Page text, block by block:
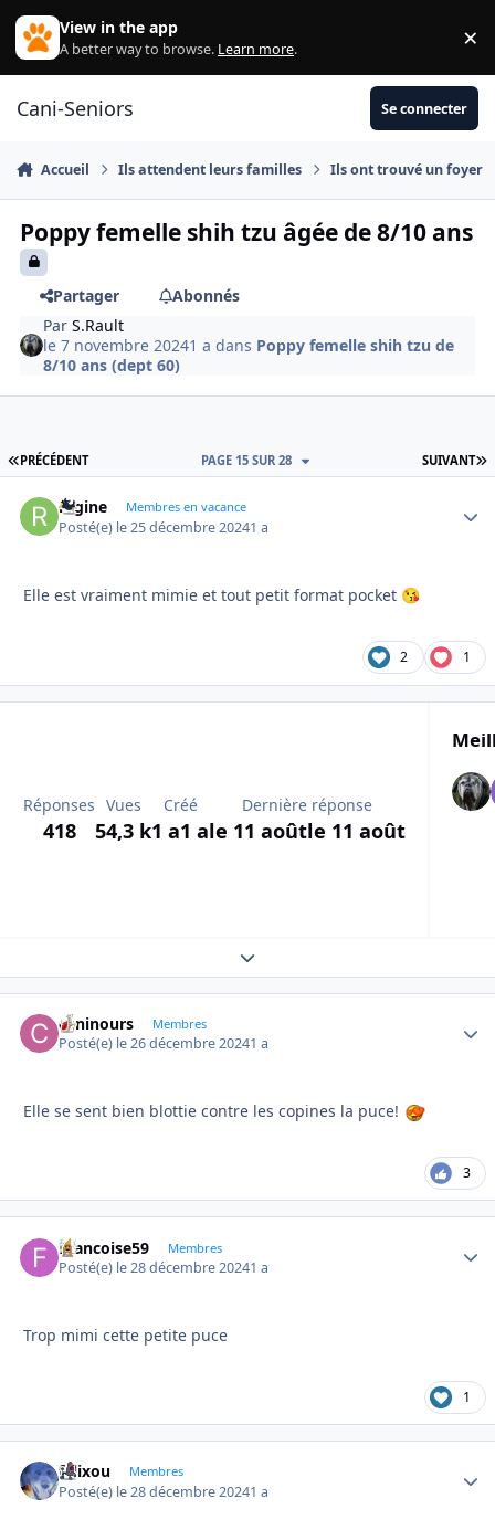
Aller au contenu
View in the app
A better way to browse. Learn more. ×
Cani-Seniors Se connecter
Accueil Ils attendent leurs familles Ils ont trouvé un foyer
Poppy femelle shih tzu âgée de 8/10 ans
Partager
Abonnés
ParS.Rault
le 7 novembre 20241 a dans Poppy femelle shih tzu de
8/10 ans (dept 60)
PREMIÈRE PAGE
PRÉCÉDENT SUIVANT
PAGE 15 SUR 28
regine Membres en vacance
Posté(e) le 25 décembre 20241 a
Elle est vraiment mimie et tout petit format pocket 😘
2 1
Réponses
418
Vues
54,3 k
Créé
1 a1 a
Dernière réponse
le 11 aoûtle 11 août
Expand topic overview
caninours Membres
Posté(e) le 26 décembre 20241 a
Elle se sent bien blottie contre les copines la puce!
3
Francoise59 Membres
Posté(e) le 28 décembre 20241 a
Trop mimi cette petite puce
1
felixou Membres
Posté(e) le 28 décembre 20241 a